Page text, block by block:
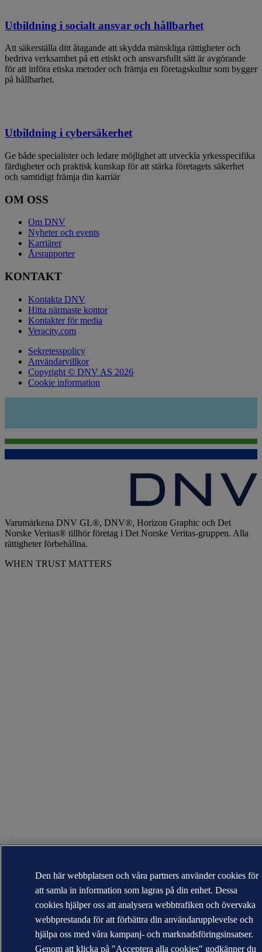
Utbildning i socialt ansvar och hållbarhet
Att säkerställa ditt åtagande att skydda mänskliga rättigheter och
bedriva verksamhet på ett etiskt och ansvarsfullt sätt är avgörande
för att införa etiska metoder och främja en företagskultur som bygger
på hållbarhet.
Utbildning i cybersäkerhet
Ge både specialister och ledare möjlighet att utveckla yrkesspecifika
färdigheter och praktisk kunskap för att stärka företagets säkerhet
och samtidigt främja din karriär
OM OSS
Om DNV
Nyheter och events
Karriärer
Årsrapporter
KONTAKT
Kontakta DNV
Hitta närmaste kontor
Kontakter för media
Veracity.com
Sekretesspolicy
Användarvillkor
Copyright © DNV AS 2026
Cookie information
Varumärkena DNV GL®, DNV®, Horizon Graphic och Det
Norske Veritas® tillhör företag i Det Norske Veritas-gruppen. Alla
rättigheter förbehållna.
WHEN TRUST MATTERS
Den här webbplatsen och våra partners använder cookies för
att samla in information som lagras på din enhet. Dessa
cookies hjälper oss att analysera webbtrafiken och övervaka
webbprestanda för att förbättra din användarupplevelse och
hjälpa oss med våra kampanj- och marknadsföringsinsatser.
Genom att klicka på "Acceptera alla cookies" godkänner du